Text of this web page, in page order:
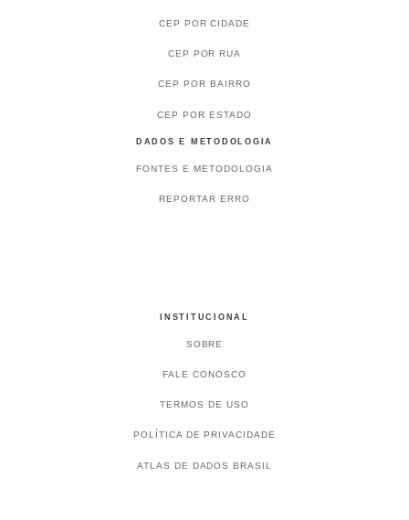
CEP POR CIDADE
CEP POR RUA
CEP POR BAIRRO
CEP POR ESTADO
DADOS E METODOLOGIA
FONTES E METODOLOGIA
REPORTAR ERRO
INSTITUCIONAL
SOBRE
FALE CONOSCO
TERMOS DE USO
POLÍTICA DE PRIVACIDADE
ATLAS DE DADOS BRASIL